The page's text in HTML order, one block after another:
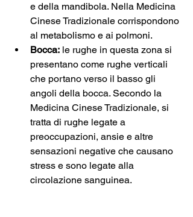
e della mandibola. Nella Medicina
Cinese Tradizionale corrispondono
al metabolismo e ai polmoni.
Bocca: le rughe in questa zona si
presentano come rughe verticali
che portano verso il basso gli
angoli della bocca. Secondo la
Medicina Cinese Tradizionale, si
tratta di rughe legate a
preoccupazioni, ansie e altre
sensazioni negative che causano
stress e sono legate alla
circolazione sanguinea.